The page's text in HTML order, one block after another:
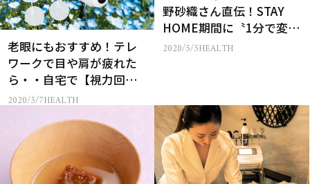
老眼にもおすすめ！テレ
ワークで目や肩が疲れた
ら・・自宅で【視力回
復】マシンが効く！
2020/5/7HEALTH
野砂織さん直伝！STAY
HOME期間に〝1分で変わ
る！〟【40代50代のため
2020/5/5HEALTH